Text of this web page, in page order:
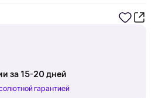
за 15-20 дней
гарантией